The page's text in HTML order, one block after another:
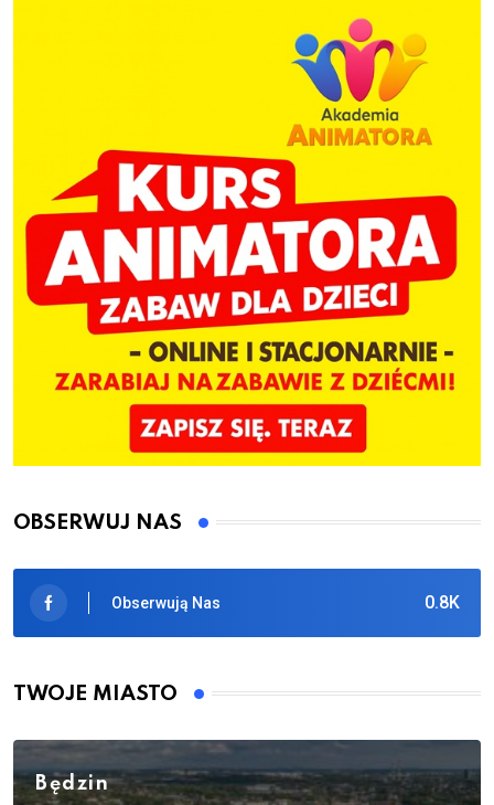
OBSERWUJ NAS
0.8K
Obserwują Nas
TWOJE MIASTO
Będzin